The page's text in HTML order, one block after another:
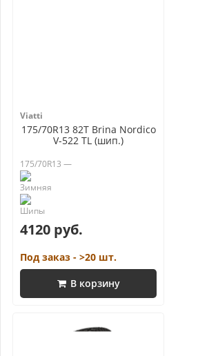
Viatti
175/70R13 82T Brina Nordico
V-522 TL (шип.)
175/70R13 —
4120 руб.
Под заказ - >20 шт.
В корзину